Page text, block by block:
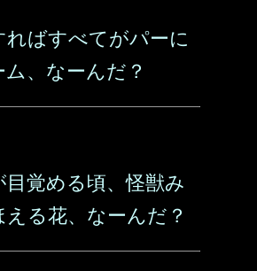
ればすべてがパーに
、なーんだ？
目覚める頃、怪獣み
る花、なーんだ？